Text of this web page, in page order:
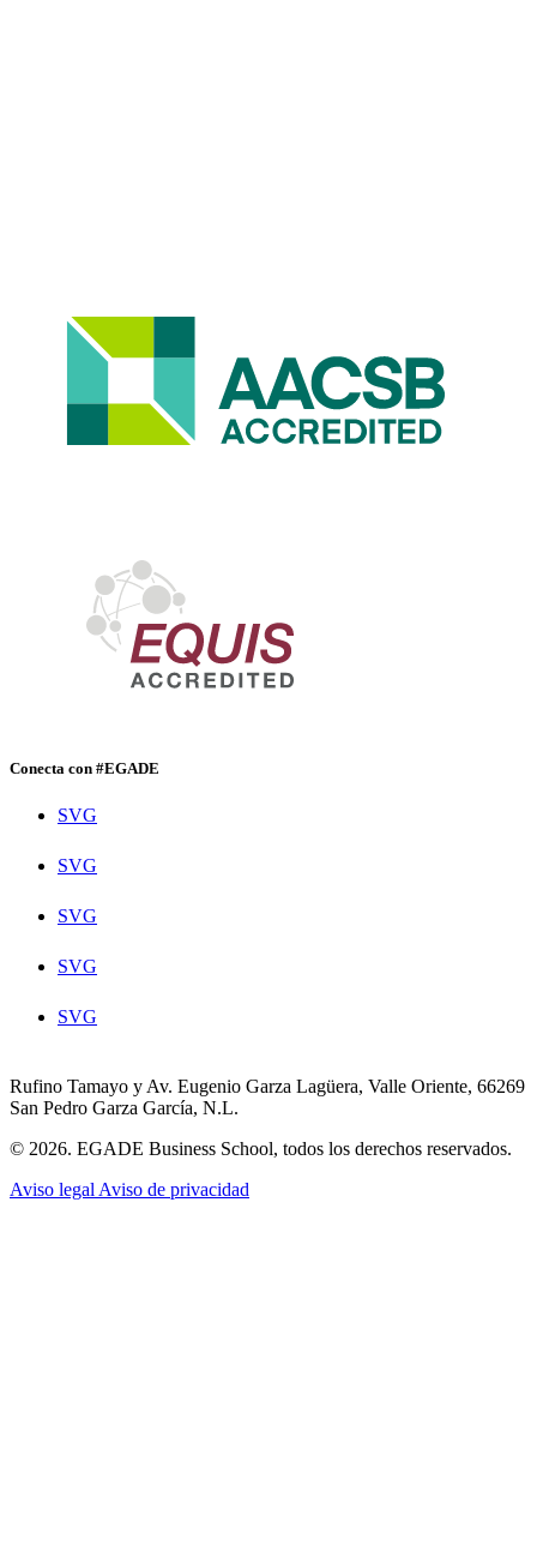
Conecta con #EGADE
SVG
SVG
SVG
SVG
SVG
Rufino Tamayo y Av. Eugenio Garza Lagüera, Valle Oriente, 66269
San Pedro Garza García, N.L.
© 2026. EGADE Business School, todos los derechos reservados.
Aviso legal Aviso de privacidad